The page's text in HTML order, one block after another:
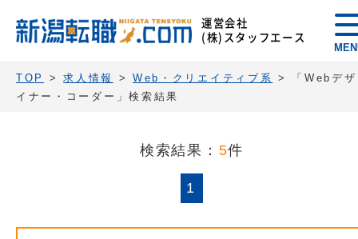
運営会社
(株)スタッフエース
TOP >求人情報 > Web・クリエイティブ系 >
「Webデザ
イナー・コーダー」検索結果
検索結果： 5件
1